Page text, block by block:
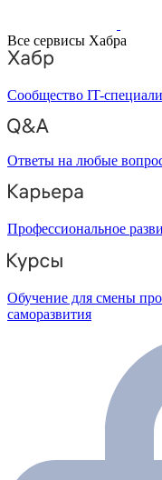
Все сервисы Хабра
Сообщество IT-
Ответы на любые
Профессиональное
Обучение для смены
саморазвития